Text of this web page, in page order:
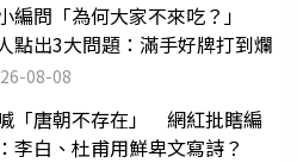
編問「為何大家不來吃？」
點出3大問題：滿手好牌打到爛
08-08
「唐朝不存在」 網紅批瞎編
李白、杜甫用鮮卑文寫詩？